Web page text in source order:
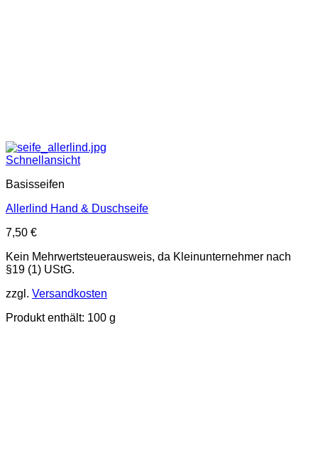
Schnellansicht
Basisseifen
Allerlind Hand & Duschseife
7,50 €
Kein Mehrwertsteuerausweis, da Kleinunternehmer nach
§19 (1) UStG.
zzgl. Versandkosten
Produkt enthält: 100 g